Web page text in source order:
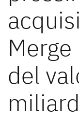
del